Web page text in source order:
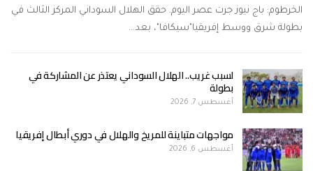
الخرطوم: باج نيوز جرت عصر اليوم. حقق الهلال السوداني المركز الثالث في
بطولة شرق ووسط إفريقيا"سيكافا"، بعد…
لسبب غريب.. الهلال السوداني يعتذر عن المشاركة في
بطولة
أغسطس 7, 2026
مواجهات متباينة للمريخ والهلال في دوري أبطال إفريقيا
أغسطس 6, 2026